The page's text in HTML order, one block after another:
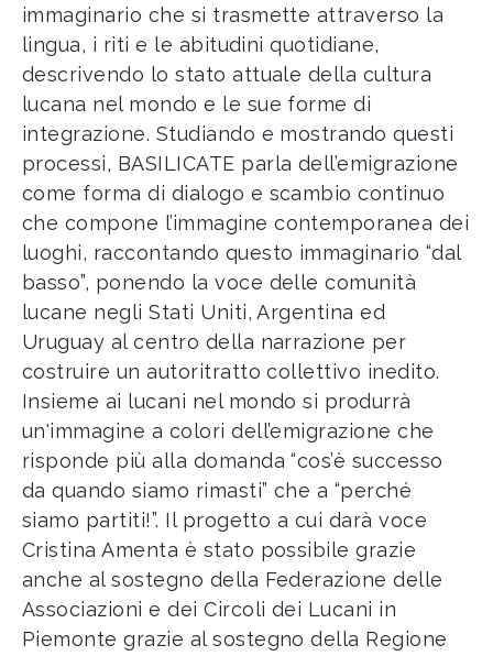
immaginario che si trasmette attraverso la
lingua, i riti e le abitudini quotidiane,
descrivendo lo stato attuale della cultura
lucana nel mondo e le sue forme di
integrazione. Studiando e mostrando questi
processi, BASILICATE parla dell’emigrazione
come forma di dialogo e scambio continuo
che compone l’immagine contemporanea dei
luoghi, raccontando questo immaginario “dal
basso”, ponendo la voce delle comunità
lucane negli Stati Uniti, Argentina ed
Uruguay al centro della narrazione per
costruire un autoritratto collettivo inedito.
Insieme ai lucani nel mondo si produrrà
un'immagine a colori dell’emigrazione che
risponde più alla domanda “cos’è successo
da quando siamo rimasti” che a “perché
siamo partiti!”. Il progetto a cui darà voce
Cristina Amenta è stato possibile grazie
anche al sostegno della Federazione delle
Associazioni e dei Circoli dei Lucani in
Piemonte grazie al sostegno della Regione